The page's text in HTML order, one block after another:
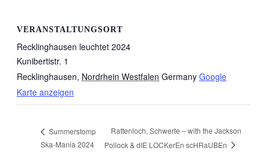
VERANSTALTUNGSORT
Recklinghausen leuchtet 2024
Kunibertistr. 1
Recklinghausen, Nordrhein Westfalen Germany Google
Karte anzeigen
Summerstomp
Ska-Mania 2024
Rattenloch, Schwerte – with the Jackson
Pollock & dIE LOCKerEn scHRaUBEn